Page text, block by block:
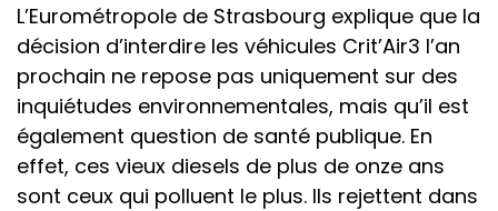
L’Eurométropole de Strasbourg explique que la
décision d’interdire les véhicules Crit’Air3 l’an
prochain ne repose pas uniquement sur des
inquiétudes environnementales, mais qu’il est
également question de santé publique. En
effet, ces vieux diesels de plus de onze ans
sont ceux qui polluent le plus. Ils rejettent dans